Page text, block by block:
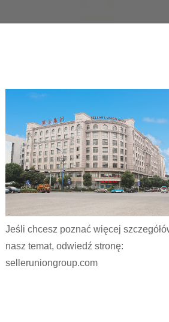
Jeśli chcesz poznać więcej
nasz temat, odwiedź stronę:
selleruniongroup.com